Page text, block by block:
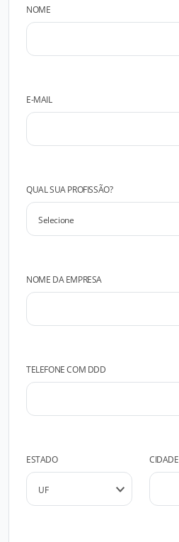
NOME
E-MAIL
QUAL SUA PROFISSÃO?
NOME DA EMPRESA
TELEFONE COM DDD
ESTADO CIDADE